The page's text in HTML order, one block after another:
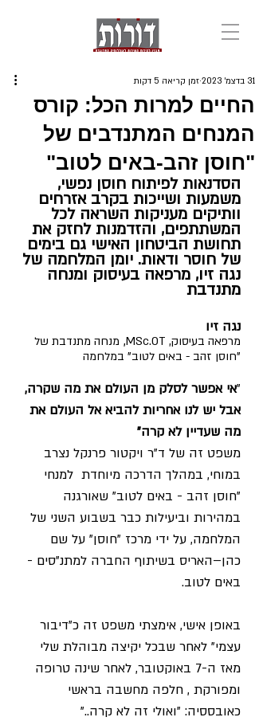
החיים למרות הכל: קורס
המנחים המתנדבים של
"חוסן זהב-באים לטוב"
31 בדצמ׳ 2023 זמן קריאה 5 דקות
הסדנאות לפיתוח חוסן נפשי,
משמעות ושייכות בקרב אזרחים
וותיקים מעניקות השראה לכל
המשתתפים, והזדמנות לחזק את
תחושת הביטחון האישי גם בימים
של חוסר ודאות. יומן המלחמה של
נגה זיו, מרפאה בעיסוק ומנחה
מתנדבת
נגה זיו
מרפאה בעיסוק, MSc.OT
, מנחה מתנדבת של
"חוסן זהב - באים לטוב" במלחמה
"אי אפשר לסלק מן העולם את מה שקרה,
אבל יש לנו אחריות להביא אל העולם את
מה שעדיין לא קרה"
משפט זה של ד"ר ויקטור פרנקל נצרב
במוחי, במהלך הדרכה מיוחדת  למנחי
"חוסן זהב - באים לטוב" שאורגנה
במהירות וביעילות כבר בשבוע השני של
המלחמה, על ידי מרכז "חוסן" על שם
כהן–האריס בשיתוף החברה למתנ"סים -
באים לטוב.
באופן אישי, אימצתי משפט זה כ"דיבור
עצמי" לאחר שבכל יקיצה מבוהלת שלי
מאז ה-7 באוקטובר, לאחר שינה טרופה
ומפורקת , חלפה מחשבה בראשי
כאובססיה: "ואולי זה לא קרה.."